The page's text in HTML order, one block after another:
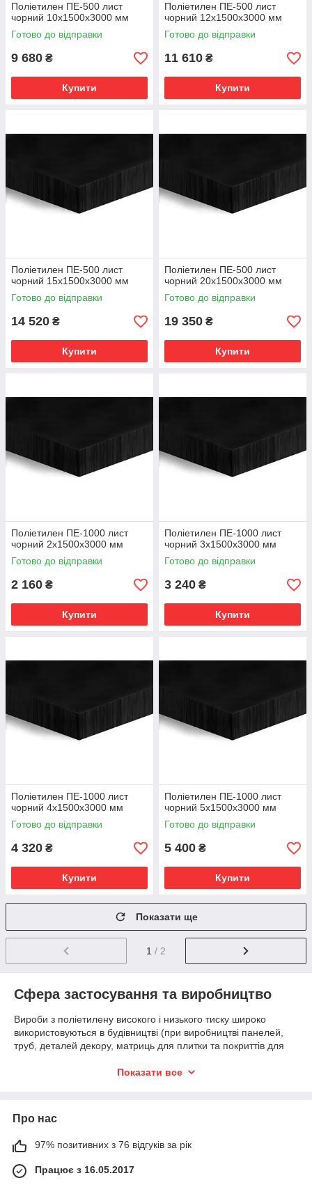
Поліетилен ПЕ-500 лист
чорний 10х1500х3000 мм
Готово до відправки
9 680 ₴
Купити
Поліетилен ПЕ-500 лист
чорний 12х1500х3000 мм
Готово до відправки
11 610 ₴
Купити
Поліетилен ПЕ-500 лист
чорний 15х1500х3000 мм
Готово до відправки
14 520 ₴
Купити
Поліетилен ПЕ-500 лист
чорний 20х1500х3000 мм
Готово до відправки
19 350 ₴
Купити
Поліетилен ПЕ-1000 лист
чорний 2х1500х3000 мм
Готово до відправки
2 160 ₴
Купити
Поліетилен ПЕ-1000 лист
чорний 3х1500х3000 мм
Готово до відправки
3 240 ₴
Купити
Поліетилен ПЕ-1000 лист
чорний 4х1500х3000 мм
Готово до відправки
4 320 ₴
Купити
Поліетилен ПЕ-1000 лист
чорний 5х1500х3000 мм
Готово до відправки
5 400 ₴
Купити
Показати ще
1 / 2
Сфера застосування та виробництво
Вироби з поліетилену високого і низького тиску широко
використовуються в будівництві (при виробництві панелей,
труб, деталей декору, матриць для плитки та покриттів для
спортивних споруд, басейнів, ванн, різноманітних ємкостей,
популярність в інженерної промисловості. Листи полімеру
матеріалом, що застосовуються при виготовленні акустики,
Листи виготовляються методом екструзії з поліетилену
Показати все
Про нас
97% позитивних з 76 відгуків за рік
Працює з 16.05.2017